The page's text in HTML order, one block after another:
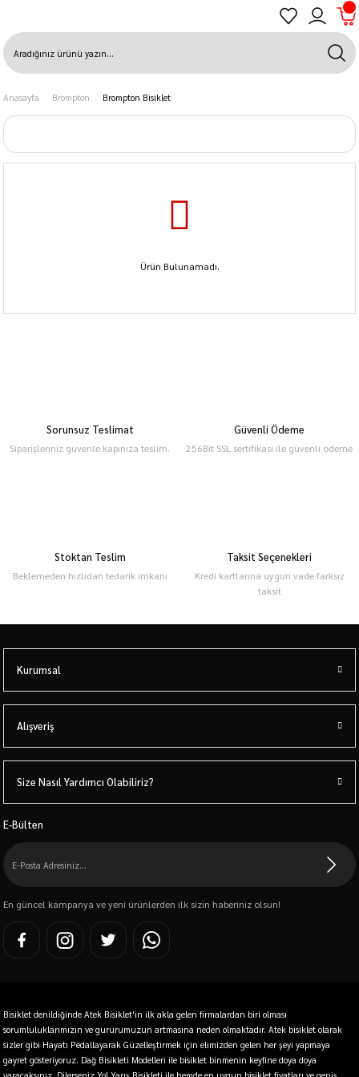
Anasayfa Brompton Brompton Bisiklet
Ürün Bulunamadı.
Sorunsuz Teslimat
Siparişleriniz güvenle kapınıza teslim.
Güvenli Ödeme
256Bit SSL sertifikası ile güvenli ödeme
Stoktan Teslim
Beklemeden hızlıdan tedarik imkanı
Taksit Seçenekleri
Kredi kartlarına uygun vade farksız
taksit
Kurumsal
Alışveriş
Size Nasıl Yardımcı Olabiliriz?
E-Bülten
En güncel kampanya ve yeni ürünlerden ilk sizin haberiniz olsun!
Bisiklet denildiğinde Atek Bisiklet'in ilk akla gelen firmalardan biri olması
sorumluluklarımızın ve gururumuzun artmasına neden olmaktadır. Atek bisiklet olarak
sizler gibi Hayatı Pedallayarak Güzelleştirmek için elimizden gelen her şeyi yapmaya
gayret gösteriyoruz. Dağ Bisikleti Modelleri ile bisiklet binmenin keyfine doya doya